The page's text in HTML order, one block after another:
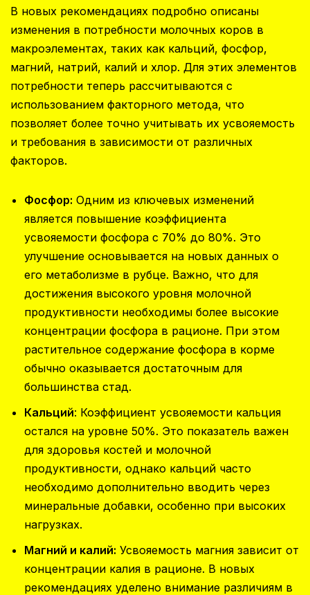
В новых рекомендациях подробно описаны
изменения в потребности молочных коров в
макроэлементах, таких как кальций, фосфор,
магний, натрий, калий и хлор. Для этих элементов
потребности теперь рассчитываются с
использованием факторного метода, что
позволяет более точно учитывать их усвояемость
и требования в зависимости от различных
факторов.
Фосфор: Одним из ключевых изменений
является повышение коэффициента
усвояемости фосфора с 70% до 80%. Это
улучшение основывается на новых данных о
его метаболизме в рубце. Важно, что для
достижения высокого уровня молочной
продуктивности необходимы более высокие
концентрации фосфора в рационе. При этом
растительное содержание фосфора в корме
обычно оказывается достаточным для
большинства стад.
Кальций: Коэффициент усвояемости кальция
остался на уровне 50%. Это показатель важен
для здоровья костей и молочной
продуктивности, однако кальций часто
необходимо дополнительно вводить через
минеральные добавки, особенно при высоких
нагрузках.
Магний и калий: Усвояемость магния зависит от
концентрации калия в рационе. В новых
рекомендациях уделено внимание различиям в